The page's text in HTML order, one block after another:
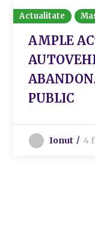
Actualitate
AMPLE
PUBLIC
Ionut 4